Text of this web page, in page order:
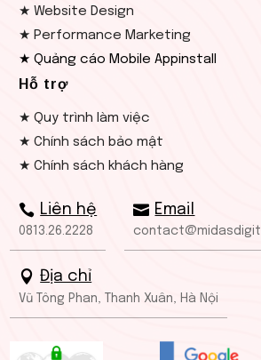
★ Website Design
★ Performance Marketing
★ Quảng cáo Mobile Appinstall
Hỗ trợ
★ Quy trình làm việc
★ Chính sách bảo mật
★ Chính sách khách hàng
Liên hệ
0813.26.2228
Email
Địa chỉ
Vũ Tông Phan, Thanh Xuân, Hà Nội